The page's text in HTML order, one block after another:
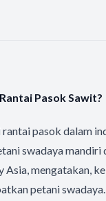
Pasok Sawit?
pasok dalam
swadaya mandiri
mengatakan,
petani